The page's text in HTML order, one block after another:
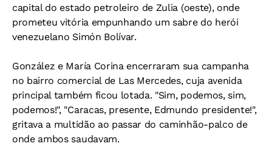
capital do estado petroleiro de Zulia (oeste), onde
prometeu vitória empunhando um sabre do herói
venezuelano Simón Bolívar.
González e María Corina encerraram sua campanha
no bairro comercial de Las Mercedes, cuja avenida
principal também ficou lotada. "Sim, podemos, sim,
podemos!", "Caracas, presente, Edmundo presidente!",
gritava a multidão ao passar do caminhão-palco de
onde ambos saudavam.